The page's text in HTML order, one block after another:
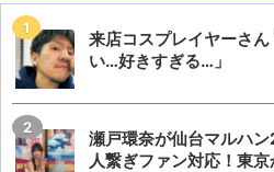
来店コスプレイヤーさ
い…好きすぎる…」
瀬戸環奈が仙台マルハ
人繋ぎファン対応！東